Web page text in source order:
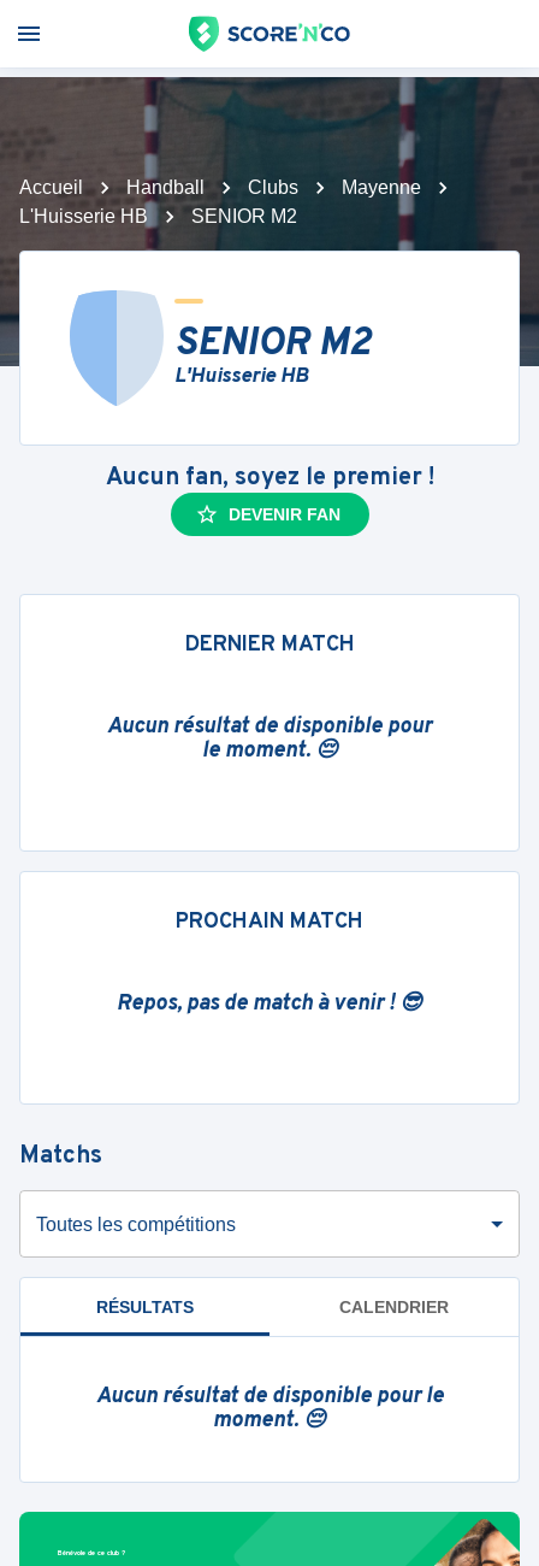
Accueil Handball Clubs
Mayenne
L'Huisserie HB
SENIOR M2
SENIOR M2
L'Huisserie HB
Aucun fan, soyez le premier !
DEVENIR FAN
DERNIER MATCH
Aucun résultat de disponible pour
le moment. 😔
PROCHAIN MATCH
Repos, pas de match à venir ! 😎
Matchs
Toutes les compétitions
RÉSULTATS CALENDRIER
Aucun résultat de disponible pour le
moment. 😔
Bénévole de ce club ?